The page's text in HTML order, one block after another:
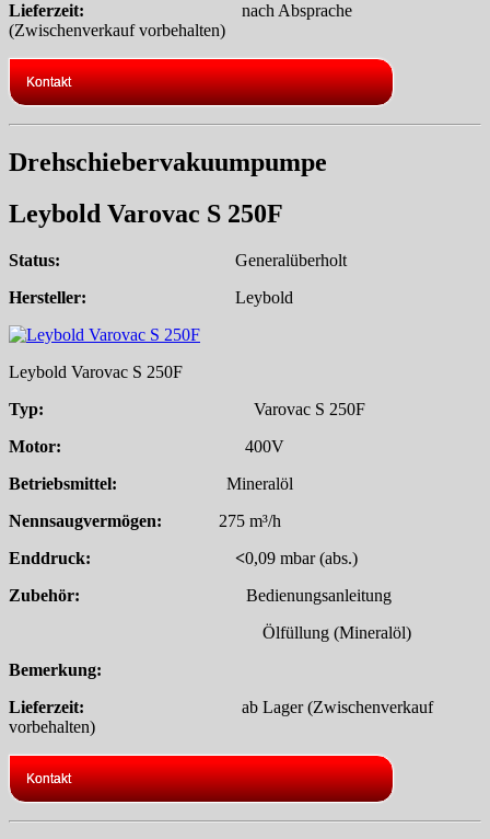
Lieferzeit: nach Absprache
(Zwischenverkauf vorbehalten)
Kontakt
Drehschiebervakuumpumpe
Leybold Varovac S 250F
Status: Generalüberholt
Hersteller: Leybold
Leybold Varovac S 250F
Typ: Varovac S 250F
Motor: 400V
Betriebsmittel: Mineralöl
Nennsaugvermögen:
275 m³/h
Enddruck: <0,09 mbar (abs.)
Zubehör:
Bedienungsanleitung
Ölfüllung (Mineralöl)
Bemerkung:
Lieferzeit: ab Lager (Zwischenverkauf
vorbehalten)
Kontakt